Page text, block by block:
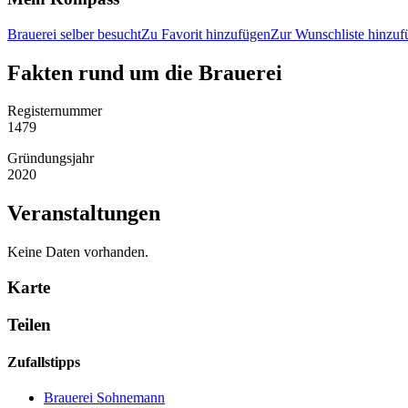
Brauerei selber besuchtZu Favorit hinzufügenZur Wunschliste
Fakten rund um die Brauerei
Registernummer
1479
Gründungsjahr
2020
Veranstaltungen
Keine Daten vorhanden.
Karte
Teilen
Zufallstipps
Brauerei Sohnemann